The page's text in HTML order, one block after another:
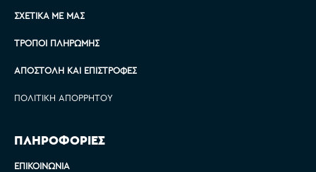
ΣΧΕΤΙΚΆ ΜΕ ΜΑΣ
ΤΡΌΠΟΙ ΠΛΗΡΩΜΉΣ
ΑΠΟΣΤΟΛΉ ΚΑΙ ΕΠΙΣΤΡΟΦΈΣ
ΠΟΛΙΤΙΚΉ ΑΠΟΡΡΉΤΟΥ
ΠΛΗΡΟΦΟΡΙΕΣ
ΕΠΙΚΟΙΝΩΝΊΑ